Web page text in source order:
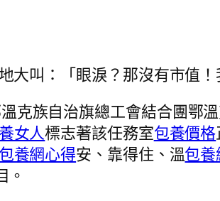
大叫：「眼淚？那沒有市值
克族自治旗總工會結合團鄂
女人標志著該任務室包養價格
包養網心得安、靠得住、溫包
。